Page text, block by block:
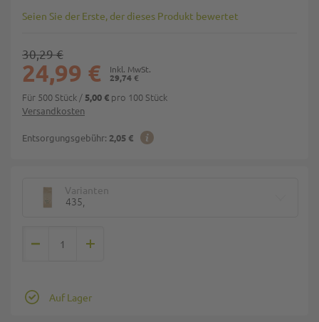
Seien Sie der Erste, der dieses Produkt bewertet
Versandkosten
Entsorgungsgebühr: 2,05 €
29,74 €
24,99 €
30,29 €
Für 500 Stück / 5,00 € pro 100 Stück
Varianten
435,
Auf Lager